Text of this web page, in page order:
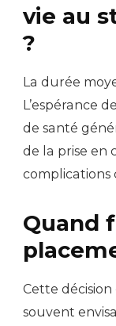
vie au
?
La durée
L’espérance
de santé
de la prise en
complications
Quand
Cette
souvent